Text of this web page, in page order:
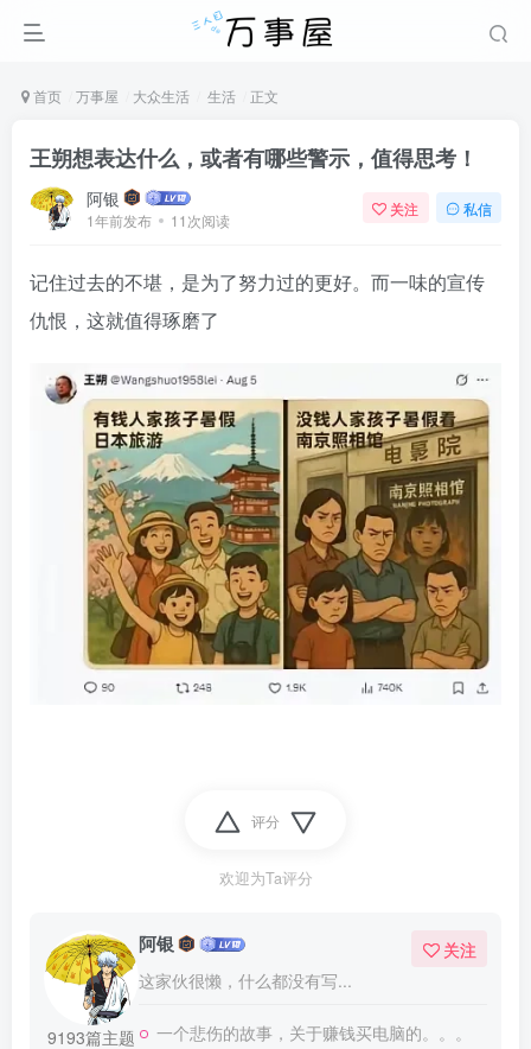
首页 万事屋 大众生活 生活 正文
王朔想表达什么，或者有哪些警示，值得思考！
阿银
1年前发布 11次阅读
关注 私信
记住过去的不堪，是为了努力过的更好。而一味的宣传
仇恨，这就值得琢磨了
评分
欢迎为Ta评分
9193篇主题
阿银
这家伙很懒，什么都没有写...
关注
一个悲伤的故事，关于赚钱买电脑的。。。